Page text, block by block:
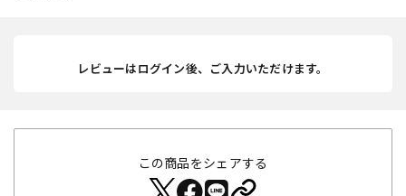
レビューはログイン後、ご入力いただけます。
この商品をシェアする